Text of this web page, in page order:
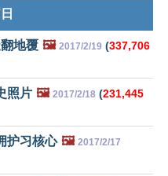
地覆 🖼️ 2017/2/19 (337,706
照片 🖼️ 2017/2/18 (231,445
护习核心 🖼️ 2017/2/17